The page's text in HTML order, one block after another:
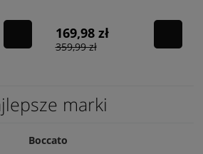
169,98 zł
359,99 zł
marki
Boccato